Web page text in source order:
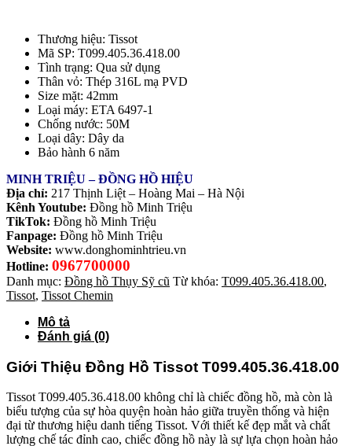
Thương hiệu: Tissot
Mã SP: T099.405.36.418.00
Tình trạng: Qua sử dụng
Thân vỏ: Thép 316L mạ PVD
Size mặt: 42mm
Loại máy: ETA 6497-1
Chống nước: 50M
Loại dây: Dây da
Bảo hành 6 năm
MINH TRIỆU – ĐỒNG HỒ HIỆU
Địa chỉ: 217 Thịnh Liệt – Hoàng Mai – Hà Nội
Kênh Youtube: Đồng hồ Minh Triệu
TikTok: Đồng hồ Minh Triệu
Fanpage: Đồng hồ Minh Triệu
Website: www.donghominhtrieu.vn
Hotline: 0967700000
Danh mục: Đồng hồ Thụy Sỹ cũ Từ khóa: T099.405.36.418.00,
Tissot, Tissot Chemin
Mô tả
Đánh giá (0)
Giới Thiệu Đồng Hồ Tissot T099.405.36.418.00
Tissot T099.405.36.418.00 không chỉ là chiếc đồng hồ, mà còn là
biểu tượng của sự hòa quyện hoàn hảo giữa truyền thống và hiện
đại từ thương hiệu danh tiếng Tissot. Với thiết kế đẹp mắt và chất
lượng chế tác đỉnh cao, chiếc đồng hồ này là sự lựa chọn hoàn hảo